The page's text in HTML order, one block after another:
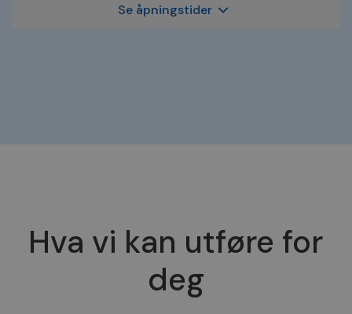
Se åpningstider
Hva vi kan utføre for
deg